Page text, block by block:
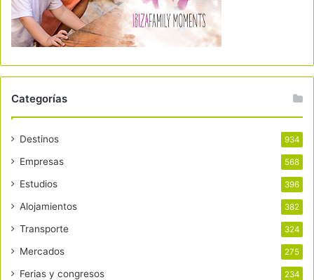
Categorías
Destinos 934
Empresas 568
Estudios 396
Alojamientos 382
Transporte 324
Mercados 275
Ferias y congresos 234